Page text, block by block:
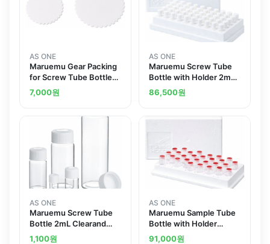
AS ONE
Maruemu Gear Packing
for Screw Tube Bottle
for No. 02and others
7,000원
AS ONE
Maruemu Screw Tube
Bottle with Holder 2mL
50 Pcsand others
86,500원
AS ONE
Maruemu Screw Tube
Bottle 2mL Clearand
others
1,100원
AS ONE
Maruemu Sample Tube
Bottle with Holder
2.2mL 50 Pcsand others
91,000원